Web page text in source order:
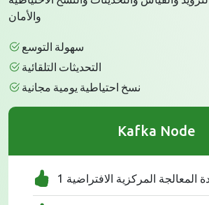
والأمان
سهولة التوسع
التحديثات التلقائية
نسخ احتياطية يومية مجانية
Kafka Node
المعالجة المركزية الافتراضية